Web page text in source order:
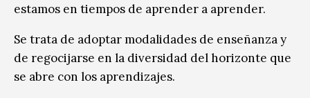
estamos en tiempos de aprender a aprender.
Se trata de adoptar modalidades de enseñanza y
de regocijarse en la diversidad del horizonte que
se abre con los aprendizajes.